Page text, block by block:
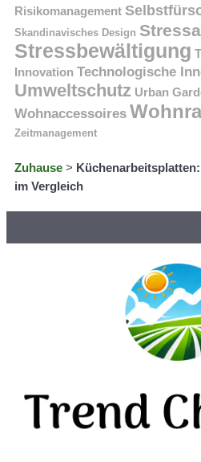
Risikomanagement
Skandinavisches Design
Stressbewältigung
Innovation Technologische
Umweltschutz Urban
Wohnaccessoires
Zeitmanagement
Zuhause >
im Vergleich